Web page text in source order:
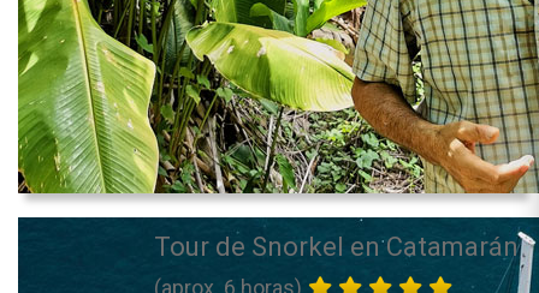
Tour de Snorkel en Catamarán
(aprox. 6 horas)